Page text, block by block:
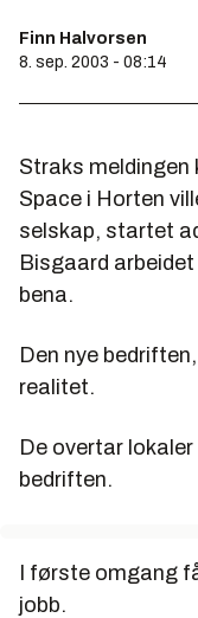
Finn Halvorsen
8. sep. 2003 - 08:14
Straks meldingen
Space i Horten
selskap, startet
Bisgaard
bena.
Den nye
realitet.
De overtar
bedriften.
I første omgang
jobb.